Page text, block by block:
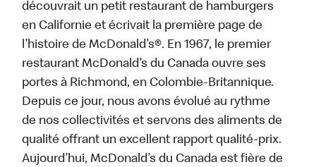
découvrait un petit restaurant de hamburgers
en Californie et écrivait la première page de
l’histoire de McDonald’s®. En 1967, le premier
restaurant McDonald’s du Canada ouvre ses
portes à Richmond, en Colombie-Britannique.
Depuis ce jour, nous avons évolué au rythme
de nos collectivités et servons des aliments de
qualité offrant un excellent rapport qualité-prix.
Aujourd’hui, McDonald’s du Canada est fière de